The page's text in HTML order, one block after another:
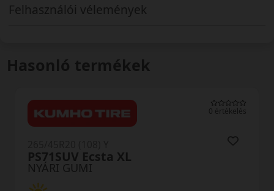
Felhasználói vélemények
Hasonló termékek
0 értékelés
NYÁRI GUMI
PS71SUV Ecsta XL